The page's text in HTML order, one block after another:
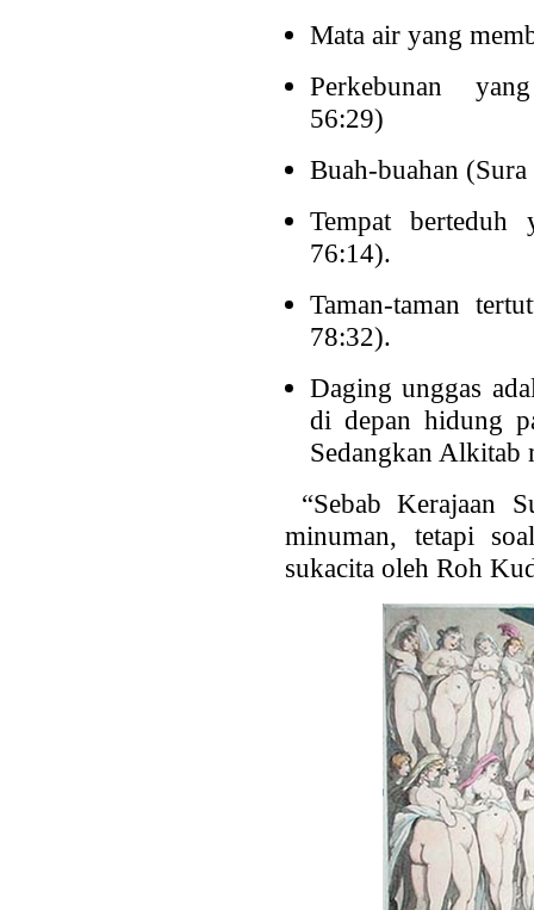
Mata air yang
Perkebunan
56:29)
Buah-buahan
Tempat
76:14).
Taman-taman
78:32).
Daging unggas
di depan hidung
Sedangkan Alkitab
“Sebab Kerajaan
minuman, tetapi
sukacita oleh Roh